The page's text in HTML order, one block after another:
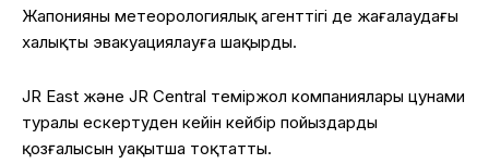
Жапонияның метеорологиялық агенттігі де жағалаудағы
халықты эвакуациялауға шақырды.
JR East және JR Central теміржол компаниялары цунами
туралы ескертуден кейін кейбір пойыздардың
қозғалысын уақытша тоқтатты.